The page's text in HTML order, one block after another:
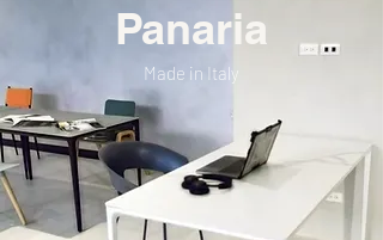
Panaria
Made in Italy